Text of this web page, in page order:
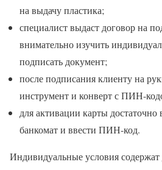
на выдачу пластика;
специалист выдаст договор на
внимательно изучить
подписать документ;
после подписания клиенту на
инструмент и конверт с ПИН-
для активации карты достаточно
банкомат и ввести ПИН-код.
Индивидуальные условия